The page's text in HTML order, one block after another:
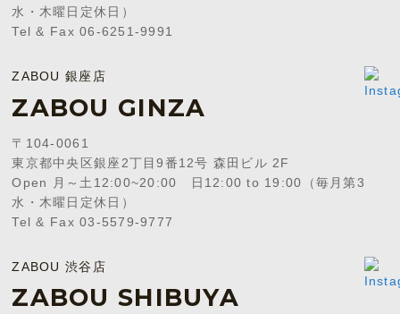
水・木曜日定休日）
Tel & Fax 06-6251-9991
ZABOU 銀座店
ZABOU GINZA
〒104-0061
東京都中央区銀座2丁目9番12号 森田ビル 2F
Open 月～土12:00~20:00 日12:00 to 19:00（毎月第3
水・木曜日定休日）
Tel & Fax 03-5579-9777
ZABOU 渋谷店
ZABOU SHIBUYA